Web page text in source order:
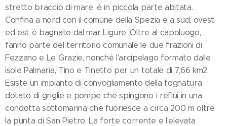
stretto braccio di mare, è in piccola parte abitata.
Confina a nord con il comune della Spezia e a sud, ovest
ed est è bagnato dal mar Ligure. Oltre al capoluogo,
fanno parte del territorio comunale le due frazioni di
Fezzano e Le Grazie, nonché l'arcipelago formato dalle
isole Palmaria, Tino e Tinetto per un totale di 7,66 km2.
Esiste un impianto di convogliamento della fognatura
dotato di griglie e pompe che spingono i reflui in una
condotta sottomarina che fuoriesce a circa 200 m oltre
la punta di San Pietro. La forte corrente e l'elevata